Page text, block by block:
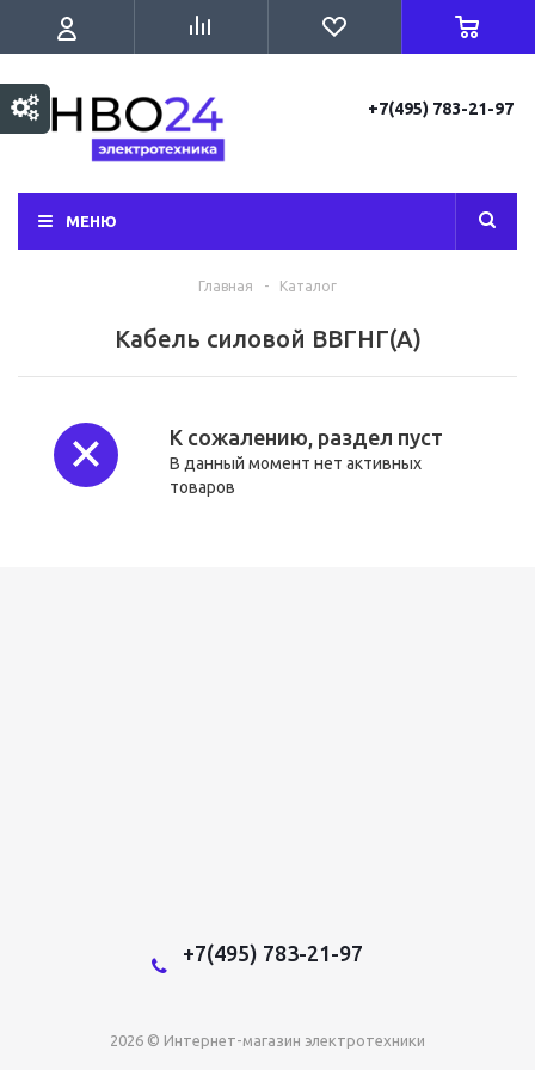
+7(495) 783-21-97
МЕНЮ
Главная - Каталог
Кабель силовой ВВГНГ(А)
К сожалению, раздел пуст
В данный момент нет активных
товаров
+7(495) 783-21-97
2026 © Интернет-магазин электротехники